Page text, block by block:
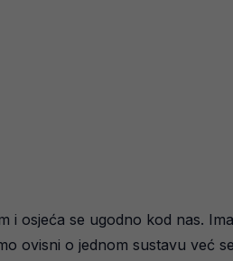
i osjeća se ugodno kod nas.
ovisni o jednom sustavu već